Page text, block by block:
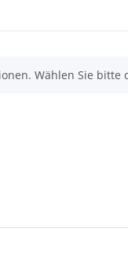
Wählen Sie bitte